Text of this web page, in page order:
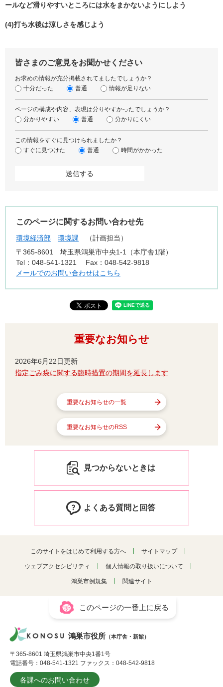
ールなど滑りやすいところには水をまかないようにしよう
(4)打ち水後は涼しさを感じよう
皆さまのご意見をお聞かせください
お求めの情報が充分掲載されてましたでしょうか？
十分だった
普通 情報が足りない
ページの構成や内容、表現は分りやすかったでしょうか？
分かりやすい
普通 分かりにくい
この情報をすぐに見つけられましたか？
すぐに見つけた
普通 時間がかかった
このページに関するお問い合わせ先
環境経済部 環境課
計画担当
〒365-8601
埼玉県鴻巣市中央1-1（本庁舎1階）
Tel：048-541-1321
Fax：048-542-9818
メールでのお問い合わせはこちら
重要なお知らせ
2026年6月22日更新
指定ごみ袋に関する臨時措置の期間を延長します
重要なお知らせの一覧
重要なお知らせのRSS
見つからないときは
よくある質問と回答
このサイトをはじめて利用する方へ サイトマップ
ウェブアクセシビリティ 個人情報の取り扱いについて
鴻巣市例規集 関連サイト
このページの一番上に戻る
鴻巣市役所 （本庁舎・新館）
〒365-8601 埼玉県鴻巣市中央1番1号
電話番号：048-541-1321 ファックス：048-542-9818
各課へのお問い合わせ